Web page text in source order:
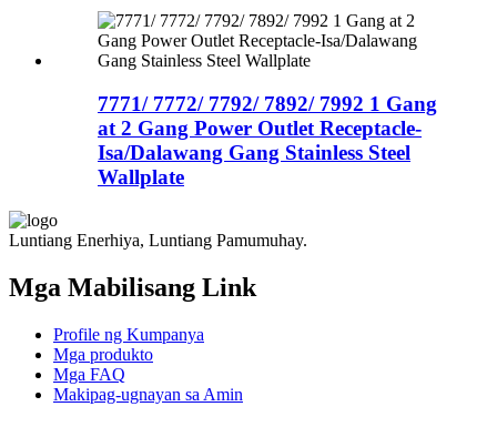
7771/ 7772/ 7792/ 7892/ 7992 1 Gang
at 2 Gang Power Outlet Receptacle-
Isa/Dalawang Gang Stainless Steel
Wallplate
Luntiang Enerhiya, Luntiang Pamumuhay.
Mga Mabilisang Link
Profile ng Kumpanya
Mga produkto
Mga FAQ
Makipag-ugnayan sa Amin